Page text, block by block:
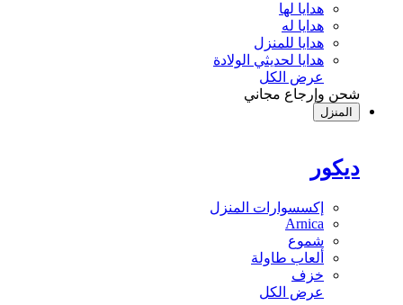
هدايا لها
هدايا له
هدايا للمنزل
هدايا لحديثي الولادة
عرض الكل
شحن وإرجاع مجاني
المنزل
ديكور
إكسسوارات المنزل
Arnica
شموع
ألعاب طاولة
خزف
عرض الكل